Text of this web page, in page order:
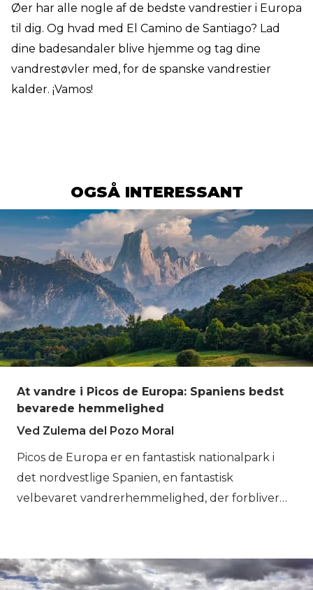
Øer har alle nogle af de bedste vandrestier i Europa
til dig. Og hvad med El Camino de Santiago? Lad
dine badesandaler blive hjemme og tag dine
vandrestøvler med, for de spanske vandrestier
kalder. ¡Vamos!
OGSÅ INTERESSANT
At vandre i Picos de Europa: Spaniens bedst
bevarede hemmelighed
Ved Zulema del Pozo Moral
Picos de Europa er en fantastisk nationalpark i
det nordvestlige Spanien, en fantastisk
velbevaret vandrerhemmelighed, der forbliver
overraskelser og uberørt natur. Du kan endda få
øje på en grib eller en ulv! Kysten og byer som